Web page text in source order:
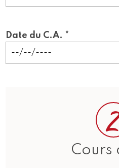
Date du C.A. *
Cours